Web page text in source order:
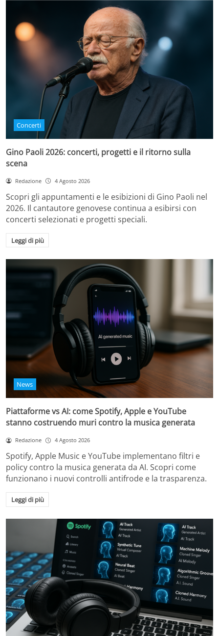
Concerti
Gino Paoli 2026: concerti, progetti e il ritorno sulla
scena
Redazione 4 Agosto 2026
Scopri gli appuntamenti e le esibizioni di Gino Paoli nel
2026. Il cantautore genovese continua a esibirsi con
concerti selezionati e progetti speciali.
Leggi di più
News
Piattaforme vs AI: come Spotify, Apple e YouTube
stanno costruendo muri contro la musica generata
Redazione 4 Agosto 2026
Spotify, Apple Music e YouTube implementano filtri e
policy contro la musica generata da AI. Scopri come
funzionano i nuovi controlli antifrode e la trasparenza.
Leggi di più